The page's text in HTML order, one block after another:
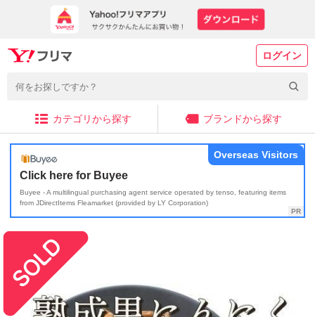
ログイン
カテゴリから探す ブランドから探す
Click here for Buyee
Buyee - A multilingual purchasing agent service operated by tenso, featuring items
from JDirectItems Fleamarket (provided by LY Corporation)
Overseas Visitors